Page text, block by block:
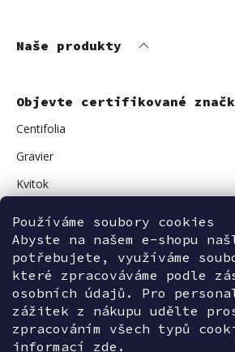
Používáme soubory cookies
Abyste na našem e-shopu
potřebujete, využíváme
které zpracováváme podle
osobních údajů. Pro
zážitek z nákupu udělte
zpracováním všech typů
informací zde.
Naše produkty
Objevte certifikované
Centifolia
Gravier
Kvitok
Avant Skincare
Sonnentor
Kontaktujte nás